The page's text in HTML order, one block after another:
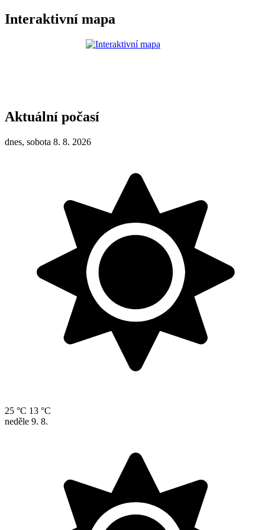
Interaktivní mapa
Aktuální počasí
dnes, sobota 8. 8. 2026
25 °C 13 °C
neděle 9. 8.